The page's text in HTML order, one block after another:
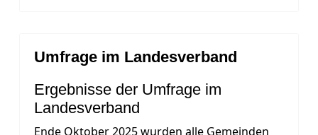
Umfrage im Landesverband
Ergebnisse der Umfrage im
Landesverband
Ende Oktober 2025 wurden alle Gemeinden